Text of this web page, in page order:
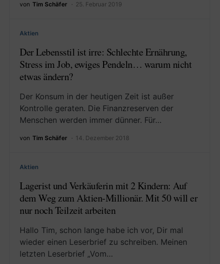
von Tim Schäfer 25. Februar 2019
Aktien
Der Lebensstil ist irre: Schlechte Ernährung,
Stress im Job, ewiges Pendeln… warum nicht
etwas ändern?
Der Konsum in der heutigen Zeit ist außer
Kontrolle geraten. Die Finanzreserven der
Menschen werden immer dünner. Für…
von Tim Schäfer 14. Dezember 2018
Aktien
Lagerist und Verkäuferin mit 2 Kindern: Auf
dem Weg zum Aktien-Millionär. Mit 50 will er
nur noch Teilzeit arbeiten
Hallo Tim, schon lange habe ich vor, Dir mal
wieder einen Leserbrief zu schreiben. Meinen
letzten Leserbrief „Vom…